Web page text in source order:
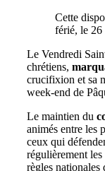
Cette
férié, le 26
Le Vendredi
chrétiens,
crucifixion et sa
week-end de
Le maintien du
animés entre les
ceux qui
régulièrement
règles nationales